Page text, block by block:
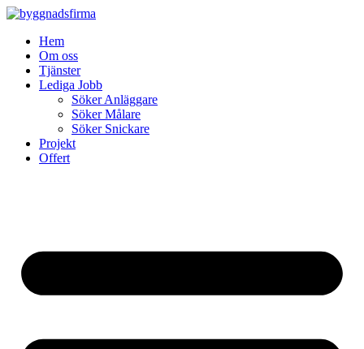
Skip
contentHem
Om oss
Tjänster
Lediga Jobb
Söker Anläggare
Söker Målare
Söker Snickare
Projekt
Offert